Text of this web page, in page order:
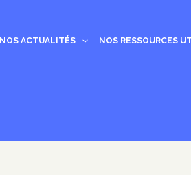
NOS ACTUALITÉS NOS RESSOURCES